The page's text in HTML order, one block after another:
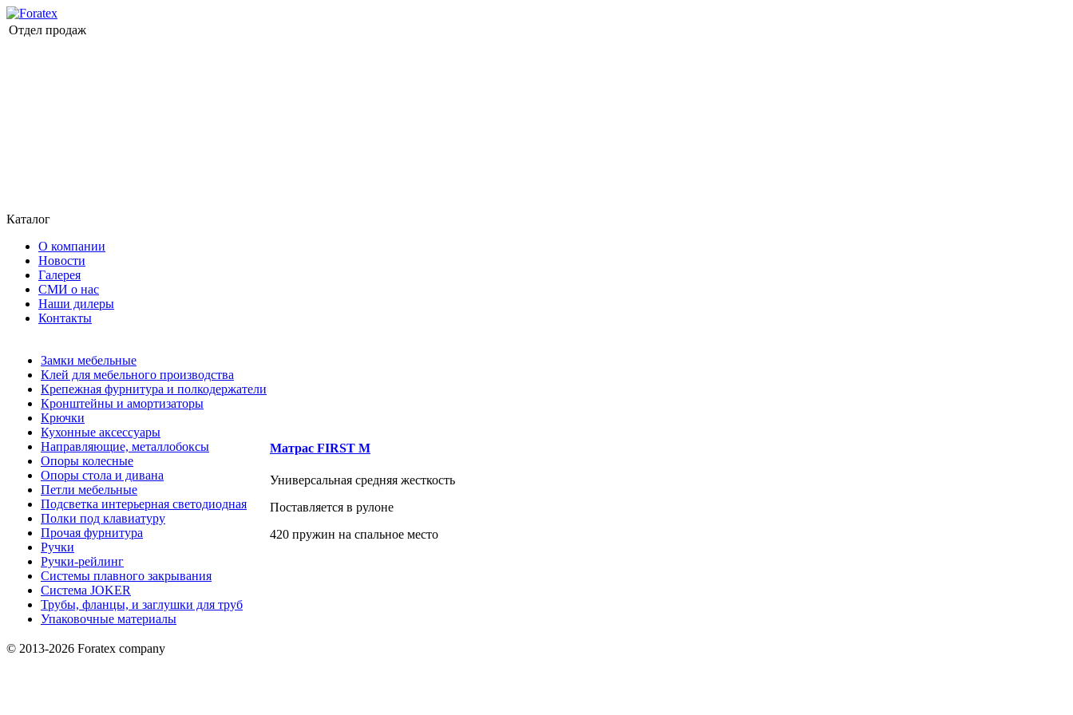
Отдел продаж
Каталог
О компании
Новости
Галерея
СМИ о нас
Наши дилеры
Контакты
Замки мебельные
Клей для мебельного производства
Крепежная фурнитура и полкодержатели
Кронштейны и амортизаторы
Крючки
Кухонные аксессуары
Направляющие, металлобоксы
Опоры колесные
Опоры стола и дивана
Петли мебельные
Подсветка интерьерная светодиодная
Полки под клавиатуру
Прочая фурнитура
Ручки
Ручки-рейлинг
Системы плавного закрывания
Система JOKER
Трубы, фланцы, и заглушки для труб
Упаковочные материалы
Матрас FIRST M
Универсальная средняя жесткость
Поставляется в рулоне
420 пружин на спальное место
© 2013-2026 Foratex company